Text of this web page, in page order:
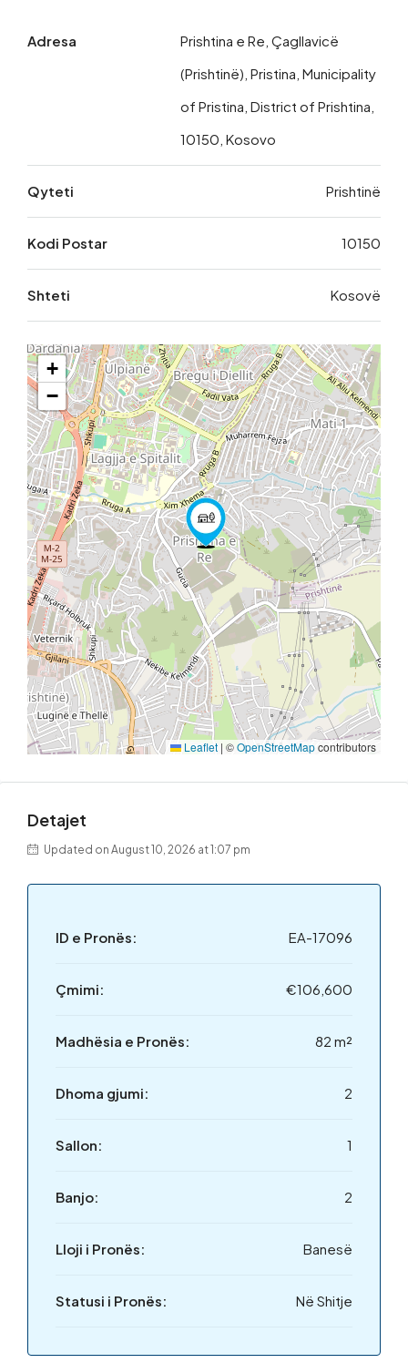
Adresa
Prishtina e Re, Çagllavicë
(Prishtinë), Pristina, Municipality
of Pristina, District of Prishtina,
10150, Kosovo
Qyteti Prishtinë
Kodi Postar 10150
Shteti Kosovë
+
−
Leaflet | ©OpenStreetMapcontributors
Detajet
Updated on August 10, 2026 at 1:07 pm
ID e Pronës: EA-17096
Çmimi: €106,600
Madhësia e Pronës: 82 m²
Dhoma gjumi: 2
Sallon: 1
Banjo: 2
Lloji i Pronës: Banesë
Statusi i Pronës: Në Shitje